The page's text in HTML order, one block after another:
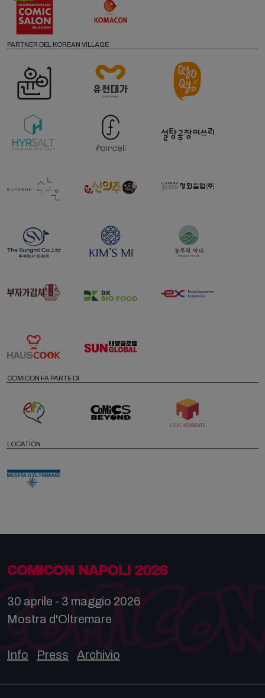
PARTNER DEL KOREAN VILLAGE
COMICON FA PARTE DI
LOCATION
COMICON NAPOLI 2026
30 aprile - 3 maggio 2026
Mostra d'Oltremare
Info Press Archivio